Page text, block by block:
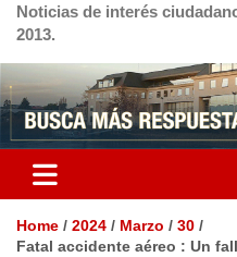
Noticias de interés
2013.
Home 2024 Marzo
30
Fatal accidente aéreo : Un